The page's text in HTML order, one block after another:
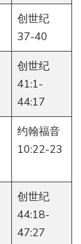
创世纪
37-40
创世纪
41:1-
44:17
约翰福音
10:22-23
创世纪
44:18-
47:27